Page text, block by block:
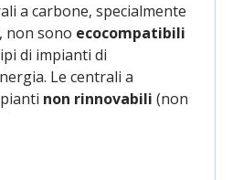
a carbone, specialmente
non sono ecocompatibili
di impianti di
Le centrali a
non rinnovabili (non